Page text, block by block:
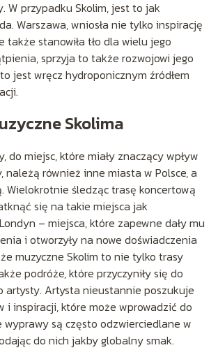
W przypadku Skolim, jest to jak
Warszawa, wniosła nie tylko inspirację
także stanowiła tło dla wielu jego
sprzyja to także rozwojowi jego
jest wręcz hydroponicznym źródłem
Skolima
do miejsc, które miały znaczący wpływ
należą również inne miasta w Polsce, a
Wielokrotnie śledząc trasę koncertową
się na takie miejsca jak
– miejsca, które zapewne dały mu
i otworzyły na nowe doświadczenia
muzyczne Skolim to nie tylko trasy
podróże, które przyczyniły się do
artysty. Artysta nieustannie poszukuje
i inspiracji, które może wprowadzić do
wyprawy są często odzwierciedlane w
do nich jakby globalny smak.